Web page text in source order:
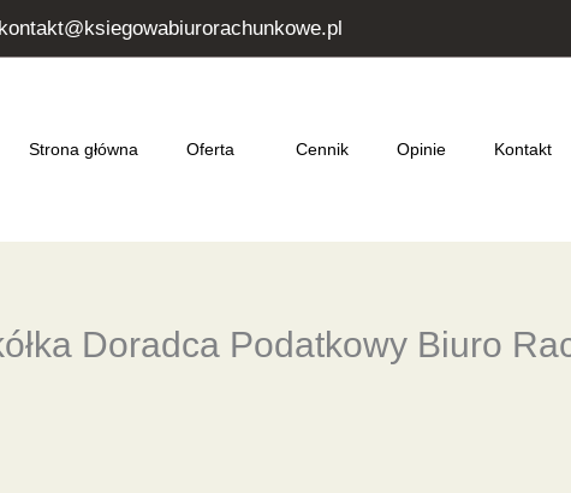
kontakt@ksiegowabiurorachunkowe.pl
Strona główna Oferta Cennik Opinie Kontakt
Doradca Podatkowy Biuro